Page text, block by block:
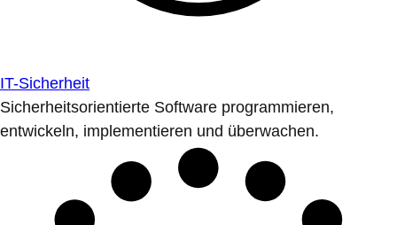
IT-Sicherheit
Sicherheitsorientierte Software programmieren,
entwickeln, implementieren und überwachen.